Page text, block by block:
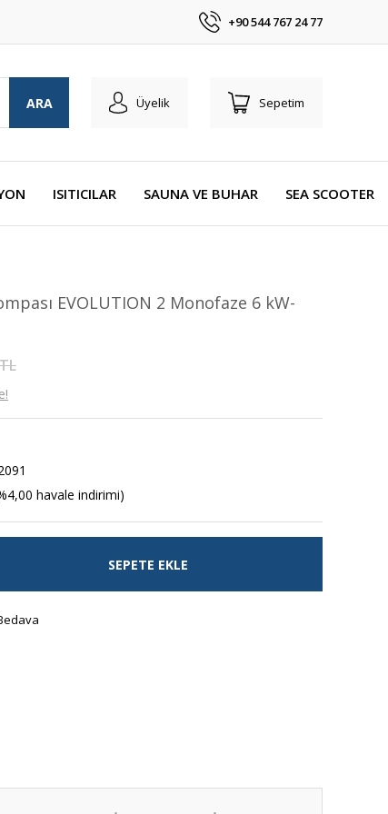
+90 544 767 24 77
ARA Üyelik Sepetim
ISITICILAR SAUNA VE BUHAR SEA SCOOTER
EVOLUTION 2 Monofaze 6 kW-
havale indirimi)
SEPETE EKLE